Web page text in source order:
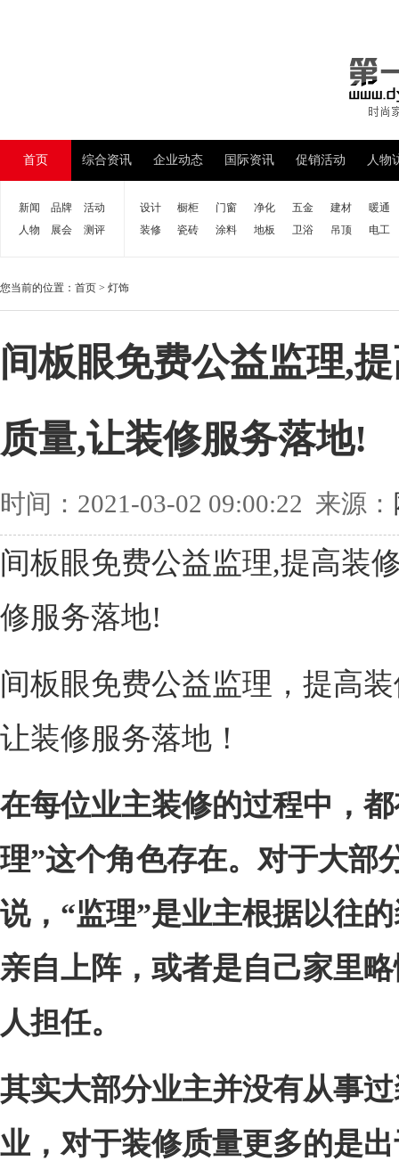
首页 综合资讯 企业动态 国际资讯 促销活动 人物
新闻 品牌
活动
人物
展会 测评
设计 橱柜 门窗 净化 五金 建材
暖通
装修
瓷砖 涂料 地板 卫浴 吊顶 电工
您当前的位置： 首页 > 灯饰
间板眼免费公益监理,
质量,让装修服务落地!
时间：2021-03-02 09:00:22 来源：
间板眼免费公益监理,提高装
修服务落地!
间板眼免费公益监理，提高
让装修服务落地！
在每位业主装修的过程中，
理”这个角色存在。 对于大部
说， “监理”是业主根据以往
亲自上阵，或者是自己家里
人担任。
其实大部分业主并没有从事
业，对于装修质量更多的是